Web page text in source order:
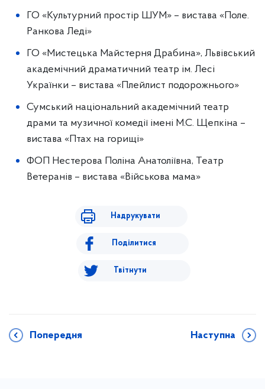
ГО «Культурний простір ШУМ» – вистава «Поле.
Ранкова Леді»
ГО «Мистецька Майстерня Драбина», Львівський
академічний драматичний театр ім. Лесі
Українки – вистава «Плейлист подорожнього»
Сумський національний академічний театр
драми та музичної комедії імені М.С. Щепкіна –
вистава «Птах на горищі»
ФОП Нестерова Поліна Анатоліївна, Театр
Ветеранів – вистава «Військова мама»
Надрукувати
Поділитися
Твітнути
Попередня Наступна